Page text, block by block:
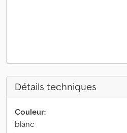
Détails techniques
Couleur:
blanc